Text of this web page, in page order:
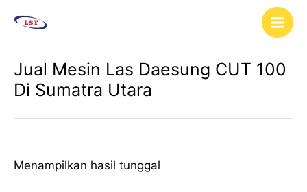
Main
Jual Mesin Las Daesung CUT 100
Di Sumatra Utara
Menampilkan hasil tunggal